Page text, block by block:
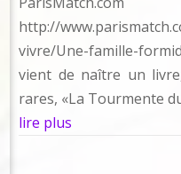
http://
vivre/Une-famille-
vient de naître un
rares, «La Tourmente
lire plus